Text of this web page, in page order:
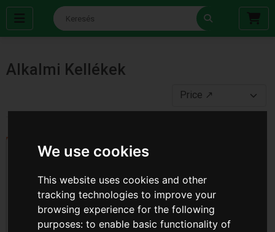
We use cookies
This website uses cookies and other
tracking technologies to improve your
browsing experience for the following
purposes:to enable basic functionality of
Alkalmi Kellékek